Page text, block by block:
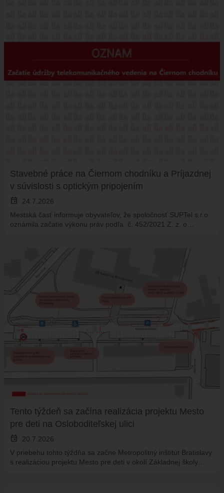
Stavebné práce na Čiernom chodníku a Príjazdnej
v súvislosti s optickým pripojením
event
24.7.2026
Mestská časť informuje obyvateľov, že spoločnosť SUPTel s.r.o.
oznámila začatie výkonu práv podľa č. 452/2021 Z. z. o…
Tento týždeň sa začína realizácia projektu Mesto
pre deti na Osloboditeľskej ulici
event
20.7.2026
V priebehu tohto týždňa sa začne Metropolitný inštitút Bratislavy
s realizáciou projektu Mesto pre deti v okolí Základnej školy…